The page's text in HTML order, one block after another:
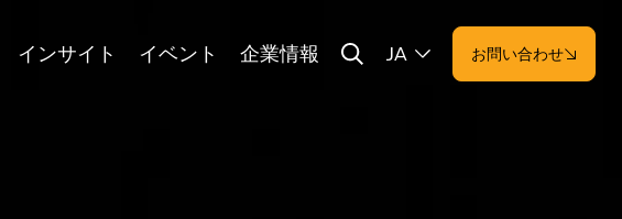
インサイト イベント 企業情報 JA お問い合わせ